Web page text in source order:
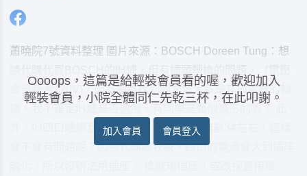
蕭曉院7號資料整理 圖片來源：BOSCH Doreen Tung：想
會重新牽220V)，因為網路找到的文章大多是其他電器的轉
外，IH四口爐總瓦數7400W、220V、安培數34左右，這樣
會不會有問題呢？因為代購跟我說，四口的電流會大到插座
Oooops，這篇是給輕裝會員看的喔，歡迎加入
輕裝會員，小院全體同仁先乾三杯，在此叩謝。
加入會員 會員登入